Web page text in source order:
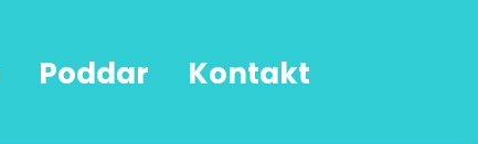
Poddar Kontakt